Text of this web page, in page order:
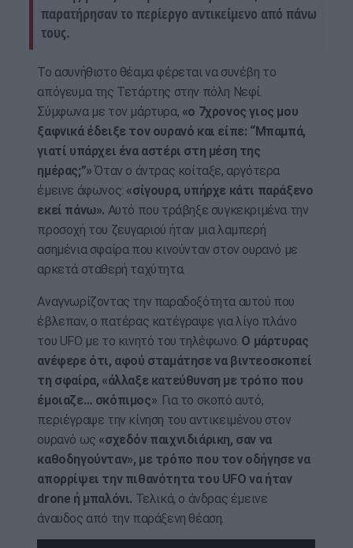
παρατήρησαν το περίεργο αντικείμενο από πάνω
τους.
Το ασυνήθιστο θέαμα φέρεται να συνέβη το
απόγευμα της Τετάρτης στην πόλη Νεφί.
Σύμφωνα με τον μάρτυρα, «ο 7χρονος γιος μου
ξαφνικά έδειξε τον ουρανό και είπε: “Μπαμπά,
γιατί υπάρχει ένα αστέρι στη μέση της
ημέρας;”» Όταν ο άντρας κοίταξε, αργότερα
έμεινε άφωνος: «σίγουρα, υπήρχε κάτι παράξενο
εκεί πάνω». Αυτό που τράβηξε συγκεκριμένα την
προσοχή του ζευγαριού ήταν μια λαμπερή
ασημένια σφαίρα που κινούνταν στον ουρανό με
αρκετά σταθερή ταχύτητα.
Αναγνωρίζοντας την παραδοξότητα αυτού που
έβλεπαν, ο πατέρας κατέγραψε για λίγο πλάνο
του UFO με το κινητό του τηλέφωνο. Ο μάρτυρας
ανέφερε ότι, αφού σταμάτησε να βιντεοσκοπεί
τη σφαίρα, «άλλαξε κατεύθυνση με τρόπο που
έμοιαζε… σκόπιμος». Για το σκοπό αυτό,
περιέγραψε την κίνηση του αντικειμένου στον
ουρανό ως «σχεδόν παιχνιδιάρικη, σαν να
καθοδηγούνταν», με τρόπο που τον οδήγησε να
απορρίψει την πιθανότητα του UFO να ήταν
drone ή μπαλόνι. Τελικά, ο άνδρας έμεινε
άναυδος από την παράξενη θέαση.